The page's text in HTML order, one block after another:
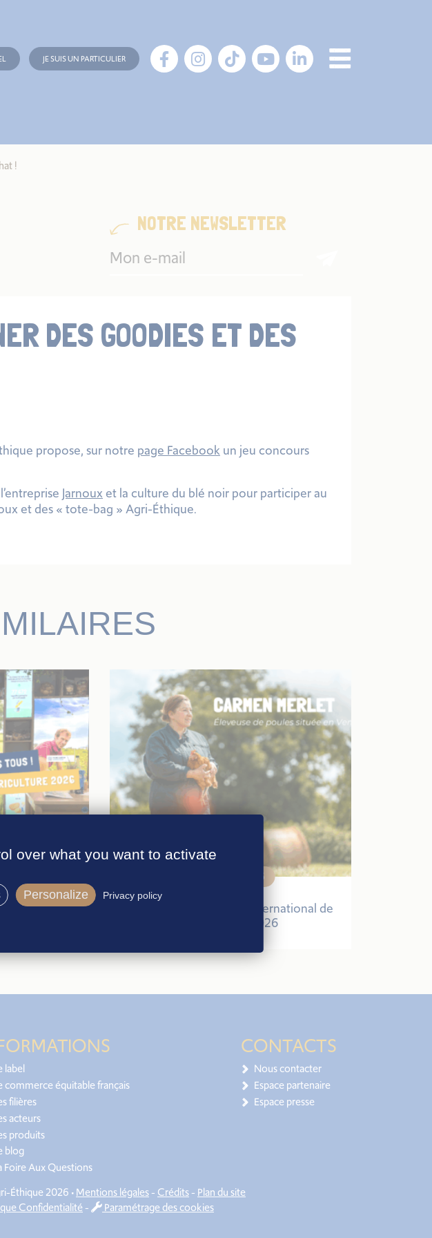
JE SUIS UN PARTICULIER
NOTRE NEWSLETTER
!
DES GOODIES ET DES
propose, sur notre page Facebook un jeu concours
Jarnoux et la culture du blé noir pour participer au
et des « tote-bag » Agri-Éthique.
de
Agri-Éthique au Salon International de
l’Agriculture 2026
30 janvier 2026
label
commerce équitable français
filières
acteurs
produits
blog
Foire Aux Questions
CONTACTS
Nous contacter
Espace partenaire
Espace presse
Éthique 2026 •Mentions légales- Crédits- Plan du site
Confidentialité- Paramétrage des cookies
over what you want to activate
Personalize Privacy policy